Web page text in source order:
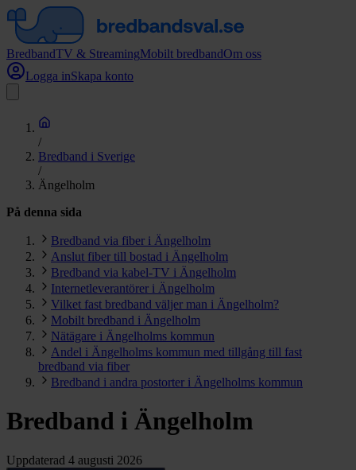
BredbandTV & StreamingMobilt bredbandOm oss
Logga inSkapa konto
/
Bredband i Sverige
/
Ängelholm
På denna sida
Bredband via fiber i Ängelholm
Anslut fiber till bostad i Ängelholm
Bredband via kabel-TV i Ängelholm
Internetleverantörer i Ängelholm
Vilket fast bredband väljer man i Ängelholm?
Mobilt bredband i Ängelholm
Nätägare i Ängelholms kommun
Andel i Ängelholms kommun med tillgång till fast
bredband via fiber
Bredband i andra postorter i Ängelholms kommun
Bredband i Ängelholm
Uppdaterad 4 augusti 2026